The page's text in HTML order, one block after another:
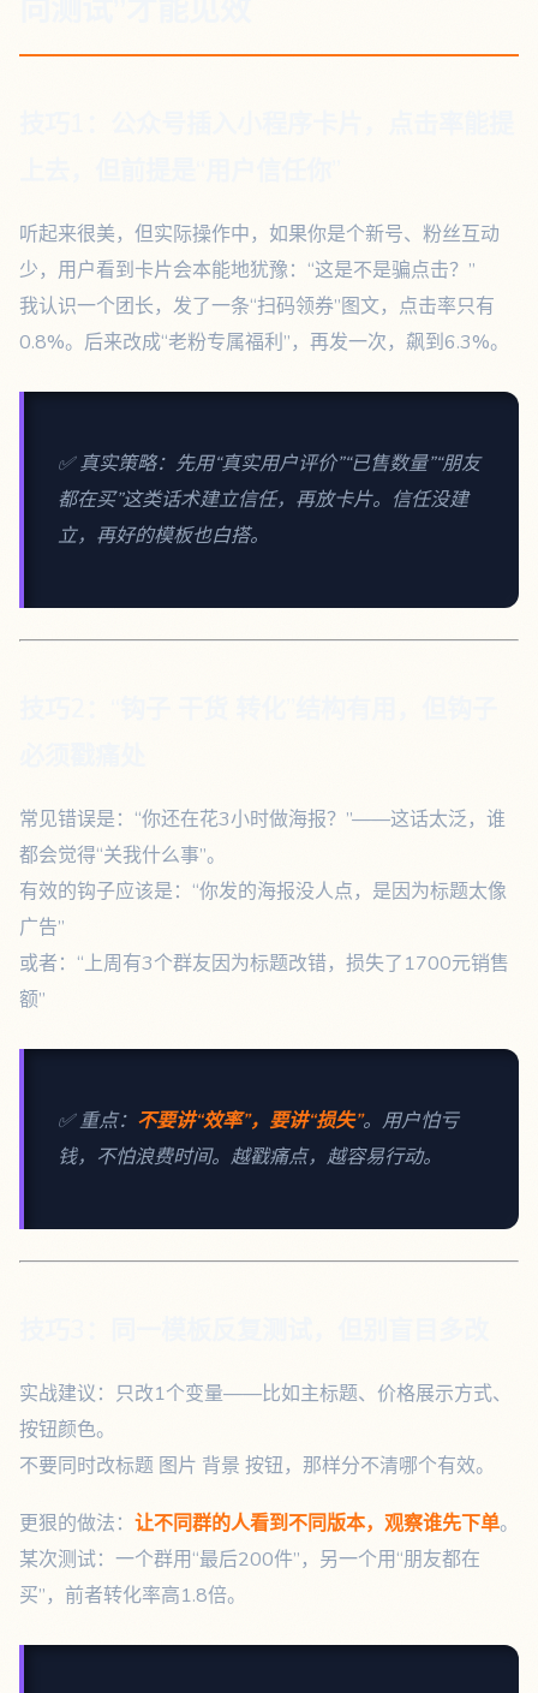
听起来很美，但实际操作中，如果你是个新号、粉丝互动
少，用户看到卡片会本能地犹豫：“这是不是骗点击？”
我认识一个团长，发了一条“扫码领券”图文，点击率只有
0.8%。后来改成“老粉专属福利”，再发一次，飙到6.3%。
✅ 真实策略：先用“真实用户评价”“已售数量”“朋友
都在买”这类话术建立信任，再放卡片。信任没建
立，再好的模板也白搭。
常见错误是：“你还在花3小时做海报？”——这话太泛，谁
都会觉得“关我什么事”。
有效的钩子应该是：“你发的海报没人点，是因为标题太像
广告”
或者：“上周有3个群友因为标题改错，损失了1700元销售
额”
✅ 重点： 不要讲“效率”，要讲“损失”。用户怕亏
钱，不怕浪费时间。越戳痛点，越容易行动。
实战建议：只改1个变量——比如主标题、价格展示方式、
按钮颜色。
不要同时改标题 图片 背景 按钮，那样分不清哪个有效。
更狠的做法： 让不同群的人看到不同版本，观察谁先下单。
某次测试：一个群用“最后200件”，另一个用“朋友都在
买”，前者转化率高1.8倍。